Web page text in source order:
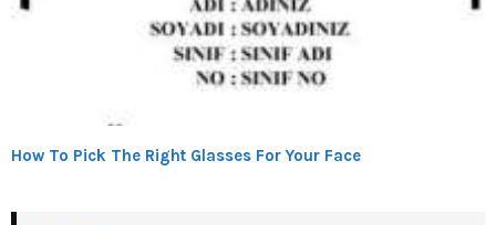
How To Pick The Right Glasses For Your Face